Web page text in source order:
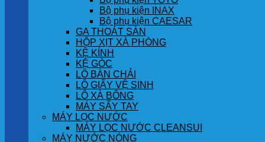
Bộ phụ kiện INAX
Bộ phụ kiện CAESAR
GA THOÁT SÀN
HỘP XỊT XÀ PHÒNG
KỆ KÍNH
KỆ GÓC
LÔ BÀN CHẢI
LÔ GIẤY VỆ SINH
LÔ XÀ BÔNG
MÁY SẤY TAY
MÁY LỌC NƯỚC
MÁY LỌC NƯỚC CLEANSUI
MÁY NƯỚC NÓNG